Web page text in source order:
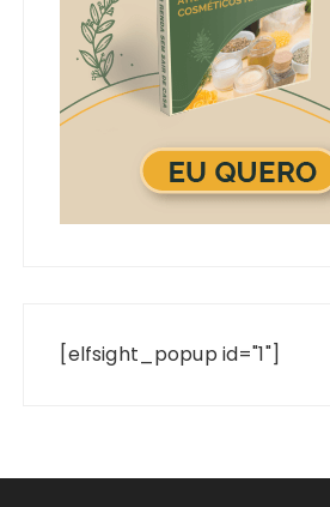
[elfsight_popup id="1"]